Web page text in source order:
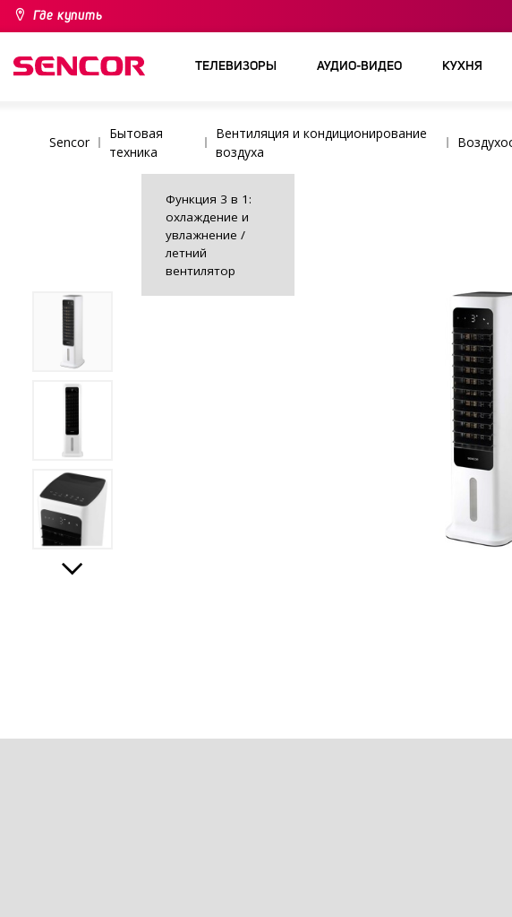
Где купить
ТЕЛЕВИЗОРЫ АУДИО-ВИДЕО КУХНЯ
Sencor
Бытовая
техника
Вентиляция и кондиционирование
воздуха
Функция 3 в 1:
охлаждение и
увлажнение /
летний
вентилятор